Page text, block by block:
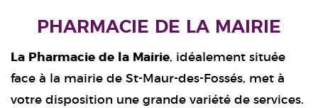
PHARMACIE DE LA MAIRIE
La Pharmacie de la Mairie, idéalement située
face à la mairie de St-Maur-des-Fossés, met à
votre disposition une grande variété de services.